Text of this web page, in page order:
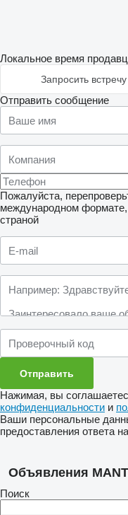
Локальное время
Запросить встречу
Отправить сообщение
Пожалуйста,
международном
страной
Нажимая, вы
конфиденциальности и
Ваши персональные
предоставления ответа
Объявления
Поиск